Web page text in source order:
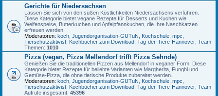
Gerichte für Niedersachsen
Lassen Sie sich von den süßen Köstlichkeiten Niedersachsens verführen.
Diese Kategorie bietet vegane Rezepte für Desserts und Kuchen wie
Welfenspeise, Butterkuchen und Apfelpfannkuchen, die Ihre Naschkatzen
erfreuen werden.
Moderatoren: koch Jugendorganisation-GUTuN Kochschule mpc
Tierschutzaktivist Kochbücher zum Download Tag-der-Tiere-Hannover Team
Themen: 1010
Pizza (vegan, Pizza Mellendorf trifft Pizza Sehnde)
Genießen Sie die traditionellen Pizzen aus Mellendorf in veganer Form. Diese
Kategorie bietet Rezepte für beliebte Varianten wie Margherita, Funghi und
Gemüse-Pizza, die ohne tierische Produkte zubereitet werden.
Moderatoren: koch Jugendorganisation-GUTuN Kochschule mpc
Tierschutzaktivist Kochbücher zum Download Tag-der-Tiere-Hannover Team
Aufrufe insgesamt: 45396